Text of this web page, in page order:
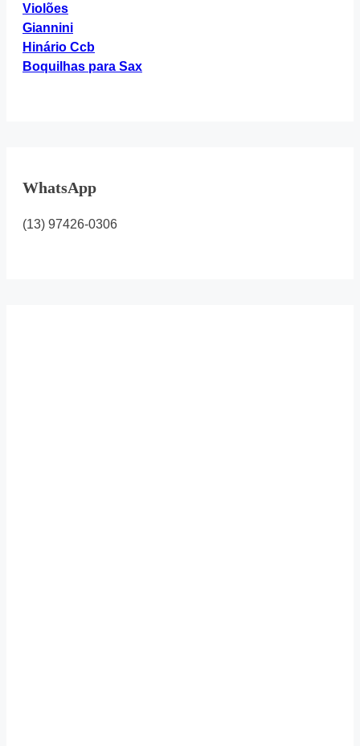
Violões
Giannini
Hinário Ccb
Boquilhas para Sax
WhatsApp
(13) 97426-0306